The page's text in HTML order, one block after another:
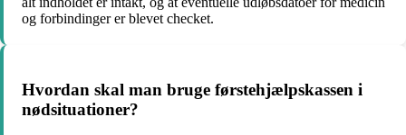
og forbindinger er blevet checket.
Hvordan skal man bruge førstehjælpskassen i
nødsituationer?